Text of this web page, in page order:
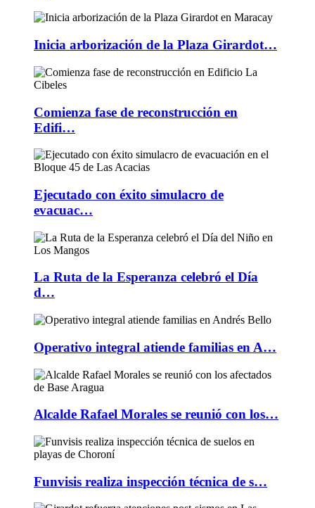
Inicia arborización de la Plaza Girardot…
Comienza fase de reconstrucción en
Edifi…
Ejecutado con éxito simulacro de
evacuac…
La Ruta de la Esperanza celebró el Día
d…
Operativo integral atiende familias en A…
Alcalde Rafael Morales se reunió con los…
Funvisis realiza inspección técnica de s…